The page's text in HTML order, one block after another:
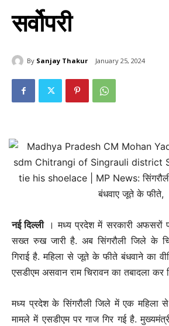
सर्वोपरी
By Sanjay Thakur January 25, 2024
नई दिल्‍ली। मध्य प्रदेश में सरकारी अफसरों
सख्त रुख जारी है. अब सिंगरौली जिले के
गिराई है. महिला से जूते के फीते बंधवाने का
एसडीएम असवान राम चिरावन का तबादला कर
मध्य प्रदेश के सिंगरौली जिले में एक
मामले में एसडीएम पर गाज गिर गई है.